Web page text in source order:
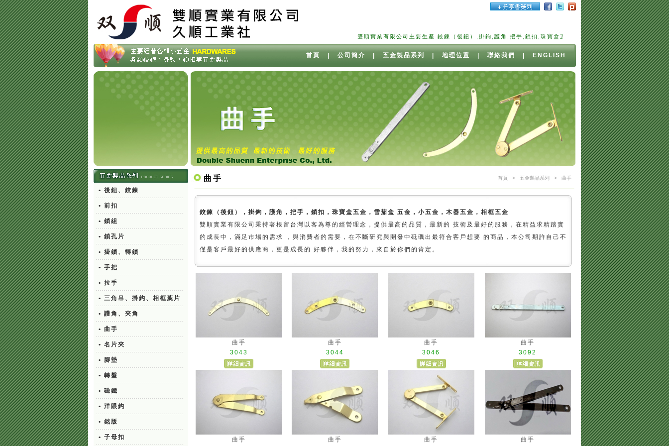
雙順實業有限公司主要生產 鉸鍊（後鈕）,掛鉤,護角,把手,鎖扣,珠寶盒五金,雪茄盒,五金,小五金,木器五金,相框五
首頁 公司簡介 五金製品系列 地理位置 聯絡我們 ENGLISH
• 後鈕、鉸鍊
• 前扣
• 鎖組
• 鎖孔片
• 掛鎖、轉鎖
• 手把
• 拉手
• 三角吊、掛鈎、相框葉片
• 護角、夾角
• 曲手
• 名片夾
• 腳墊
• 轉盤
• 磁鐵
• 洋眼鈎
• 銘版
• 子母扣
曲手 首頁 > 五金製品系列 > 曲手
鉸鍊（後鈕），掛鉤，護角，把手，鎖扣，珠寶盒五金，雪茄盒 五金，小五金，木器五金，相框五金
雙順實業有限公司秉持著根留台灣以客為尊的經營理念，提供最高的品質，最新的 技術及最好的服務，在精益求精踏實
的成長中，滿足市場的需求 ，與消費者的需要，在不斷研究與開發中砥礪出最符合客戶想要 的商品，本公司期許自己不
僅是客戶最好的供應商，更是成長的 好夥伴，我的努力，來自於你們的肯定。
曲手
3043
曲手
3044
曲手
3046
曲手
3092
曲手 曲手 曲手 曲手